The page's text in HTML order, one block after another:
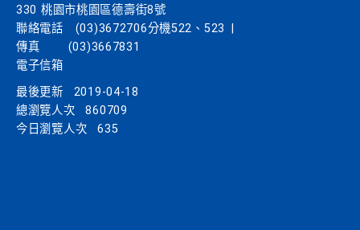
330 桃園市桃園區德壽街8號
聯絡電話
(03)3672706分機522、523
傳真
(03)3667831
電子信箱
最後更新
2019-04-18
總瀏覽人次
860709
今日瀏覽人次
635